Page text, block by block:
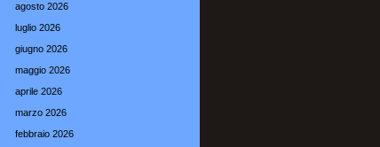
agosto 2026
luglio 2026
giugno 2026
maggio 2026
aprile 2026
marzo 2026
febbraio 2026